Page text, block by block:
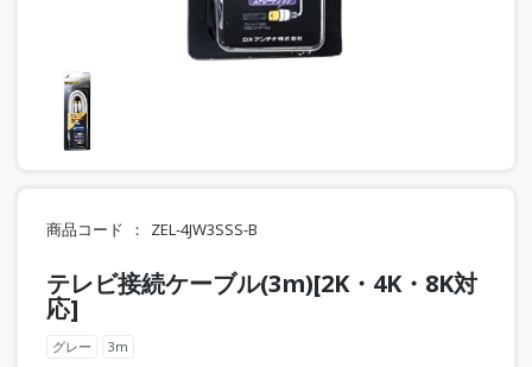
商品コード ZEL-4JW3SSS-B
テレビ接続ケーブル(3m)[2K・4K・8K対
応]
グレー 3m